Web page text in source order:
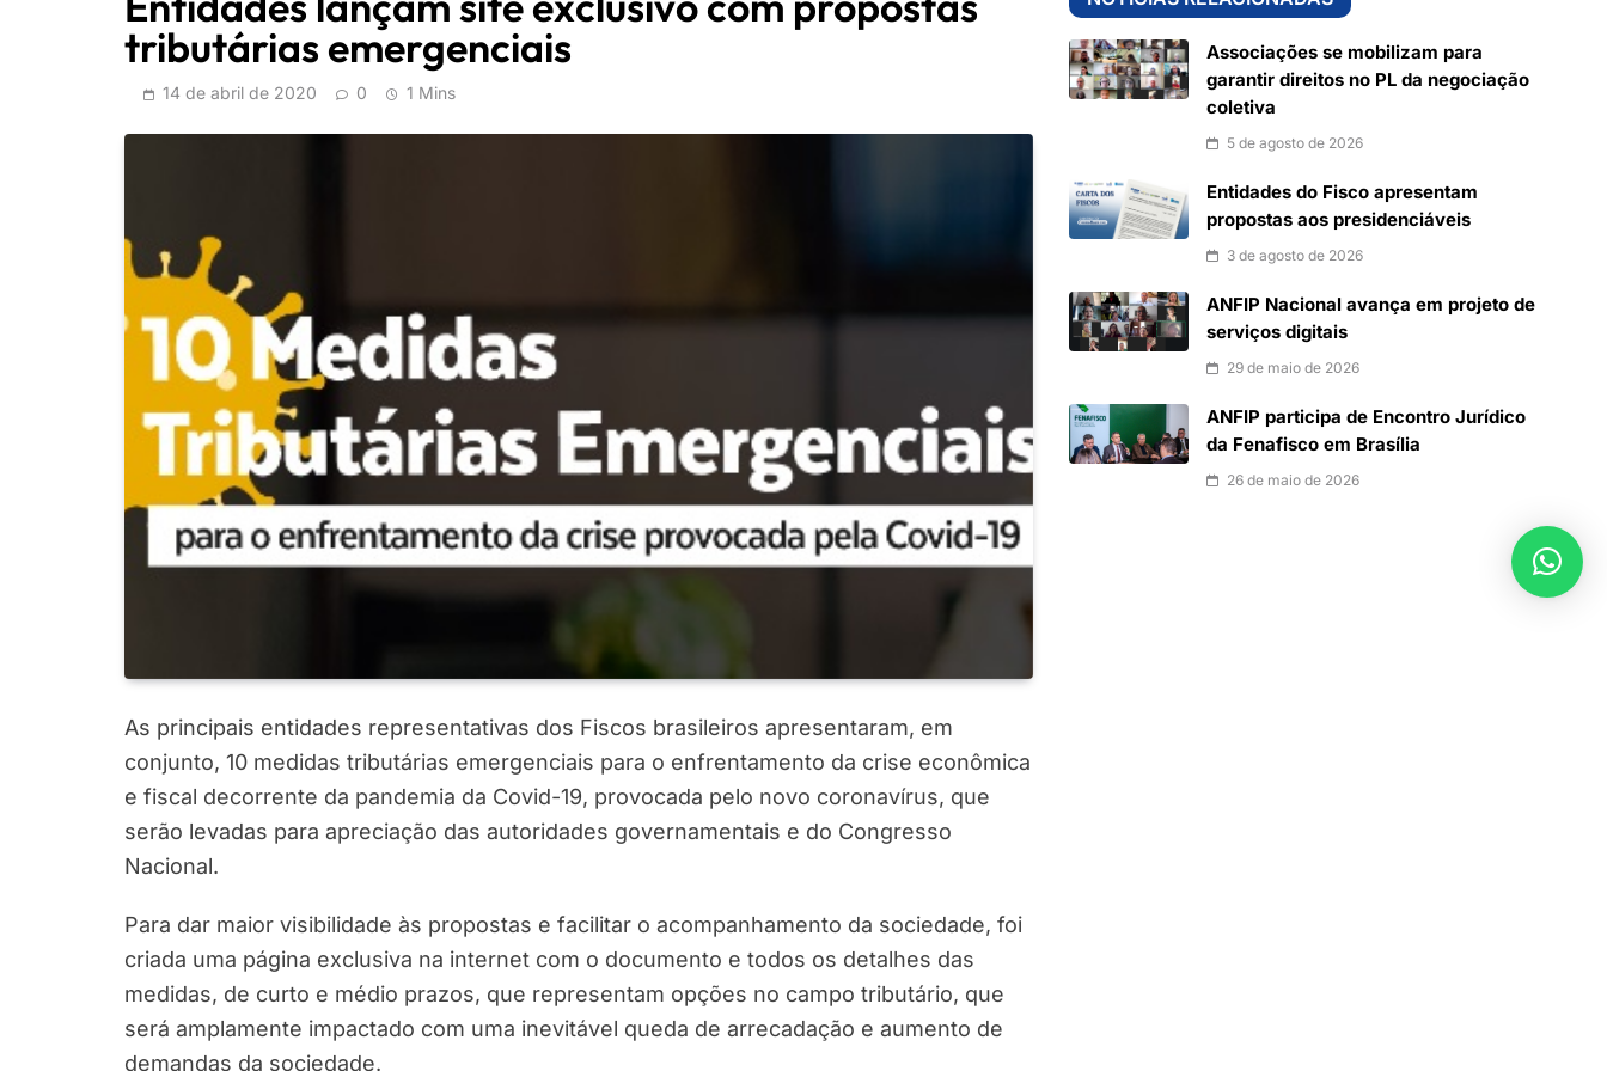
tributárias emergenciais
14 de abril de 2020 0 1 Mins
As principais entidades representativas dos Fiscos brasileiros apresentaram, em
conjunto, 10 medidas tributárias emergenciais para o enfrentamento da crise econômica
e fiscal decorrente da pandemia da Covid-19, provocada pelo novo coronavírus, que
serão levadas para apreciação das autoridades governamentais e do Congresso
Nacional.
Para dar maior visibilidade às propostas e facilitar o acompanhamento da sociedade, foi
criada uma página exclusiva na internet com o documento e todos os detalhes das
medidas, de curto e médio prazos, que representam opções no campo tributário, que
será amplamente impactado com uma inevitável queda de arrecadação e aumento de
demandas da sociedade.
Associações se mobilizam para
garantir direitos no PL da negociação
coletiva
5 de agosto de 2026
Entidades do Fisco apresentam
propostas aos presidenciáveis
3 de agosto de 2026
ANFIP Nacional avança em projeto de
serviços digitais
29 de maio de 2026
ANFIP participa de Encontro Jurídico
da Fenafisco em Brasília
26 de maio de 2026